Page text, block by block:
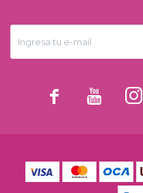
  